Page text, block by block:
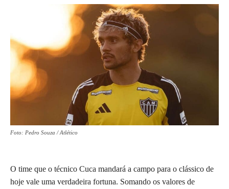
Foto: Pedro Souza / Atlético
O time que o técnico Cuca mandará a campo para o clássico de
hoje vale uma verdadeira fortuna. Somando os valores de